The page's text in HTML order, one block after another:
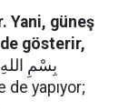
gösterir,
de yapıyor;